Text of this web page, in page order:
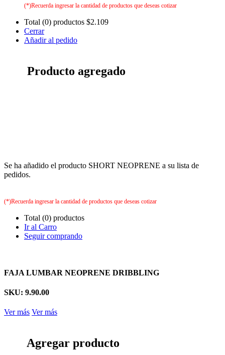
(*)Recuerda ingresar la cantidad de productos que deseas cotizar
Total (0) productos $2.109
Cerrar
Añadir al pedido
Producto agregado
Se ha añadido el producto SHORT NEOPRENE a su lista de
pedidos.
(*)Recuerda ingresar la cantidad de productos que deseas cotizar
Total (0) productos
Ir al Carro
Seguir comprando
FAJA LUMBAR NEOPRENE DRIBBLING
SKU: 9.90.00
Ver más Ver más
Agregar producto